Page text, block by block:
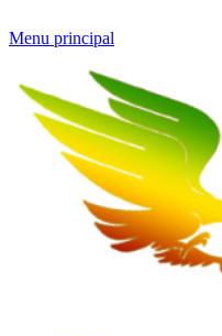
Menu principal